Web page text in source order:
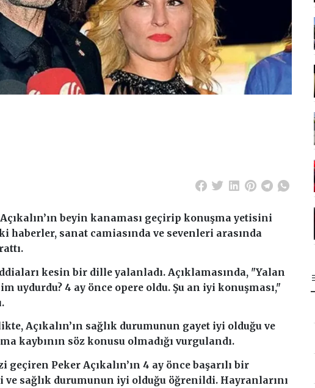
beyin kanaması geçirip konuşma yetisini
haberler, sanat camiasında ve sevenleri arasında
iddiaları kesin bir dille yalanladı. Açıklamasında, "Yalan
uydurdu? 4 ay önce opere oldu. Şu an iyi konuşması,"
Açıkalın’ın sağlık durumunun gayet iyi olduğu ve
kaybının söz konusu olmadığı vurgulandı.
Peker Açıkalın’ın 4 ay önce başarılı bir
ve sağlık durumunun iyi olduğu öğrenildi. Hayranlarını